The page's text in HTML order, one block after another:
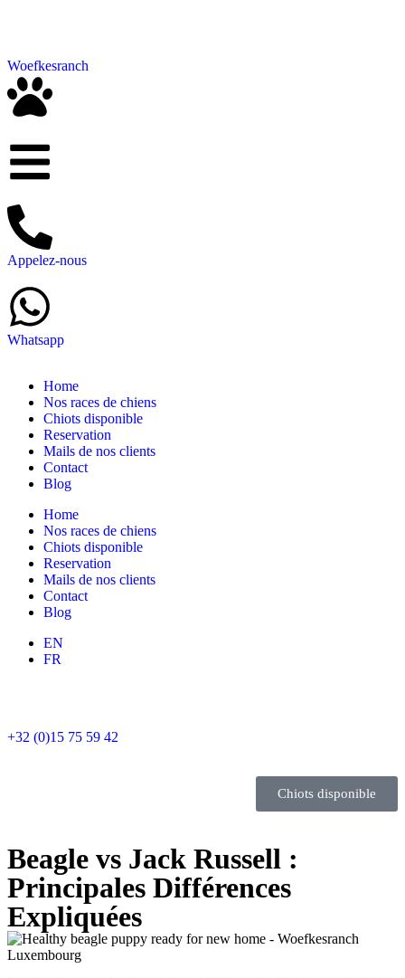
Woefkesranch
Appelez-nous
Whatsapp
Home
Nos races de chiens
Chiots disponible
Reservation
Mails de nos clients
Contact
Blog
Home
Nos races de chiens
Chiots disponible
Reservation
Mails de nos clients
Contact
Blog
EN
FR
+32 (0)15 75 59 42
Chiots disponible
Beagle vs Jack Russell :
Principales Différences
Expliquées